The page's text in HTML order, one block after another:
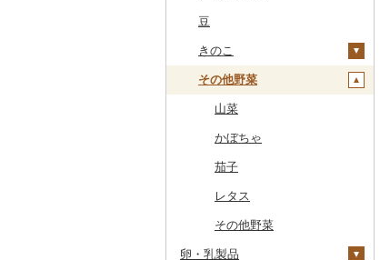
常陸牛
上州牛
飛騨牛
近江牛
神戸牛・神戸ビーフ
但馬牛
土佐あかうし
佐賀牛
その他鶏肉
しじみ
サザエ
はまぐり
その他貝
イワシ
カツオ
金目鯛
クエ
くじら
サバ
さんま
鯛
タコ
海苔・海藻
海苔
わかめ
ひじき
その他海苔・海藻
干物
ししゃも
その他干物
その他魚介・加工品
しらす・ちりめん
かまぼこ・練り製品
その他魚介・加工品
あきたこまち
ひとめぼれ
ミルキークィーン
ななつぼし
その他米
みかん・柑橘
みかん
レモン
不知火・デコポン
せとか
文旦
まどんな
ポンカン
その他柑橘
すいか
キウイ
柿（カキ）
ドライフルーツ
干し柿
干し芋
その他ドライフルーツ
その他果物
びわ
ブルーベリー
パイナップル
自然薯
レンコン
にんにく・生姜
その他根菜
豆
きのこ
しいたけ
松茸
その他きのこ
その他野菜
山菜
かぼちゃ
茄子
レタス
その他野菜
卵・乳製品